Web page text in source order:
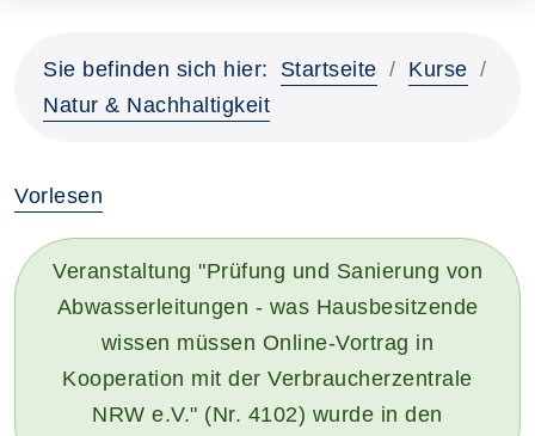
Sie befinden sich hier: Startseite
Kurse
Natur & Nachhaltigkeit
Vorlesen
Veranstaltung "Prüfung und Sanierung von
Abwasserleitungen - was Hausbesitzende
wissen müssen Online-Vortrag in
Kooperation mit der Verbraucherzentrale
NRW e.V." (Nr. 4102) wurde in den